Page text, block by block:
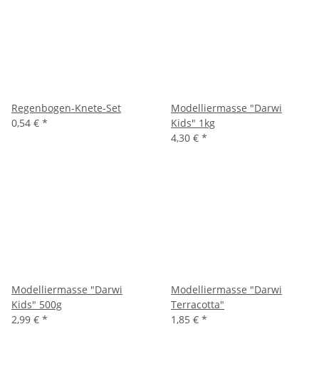
Regenbogen-Knete-Set
0,54 € *
Modelliermasse "Darwi
Kids" 1kg
4,30 € *
Modelliermasse "Darwi
Kids" 500g
2,99 € *
Modelliermasse "Darwi
Terracotta"
1,85 € *